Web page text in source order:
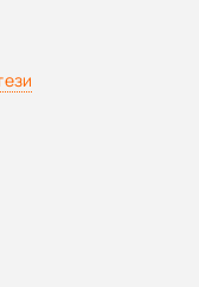
духу – хозяину